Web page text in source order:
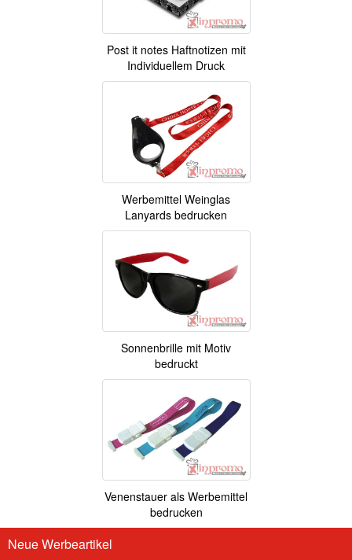
Post it notes Haftnotizen mit
Individuellem Druck
Werbemittel Weinglas
Lanyards bedrucken
Sonnenbrille mit Motiv
bedruckt
Venenstauer als Werbemittel
bedrucken
Neue Werbeartikel